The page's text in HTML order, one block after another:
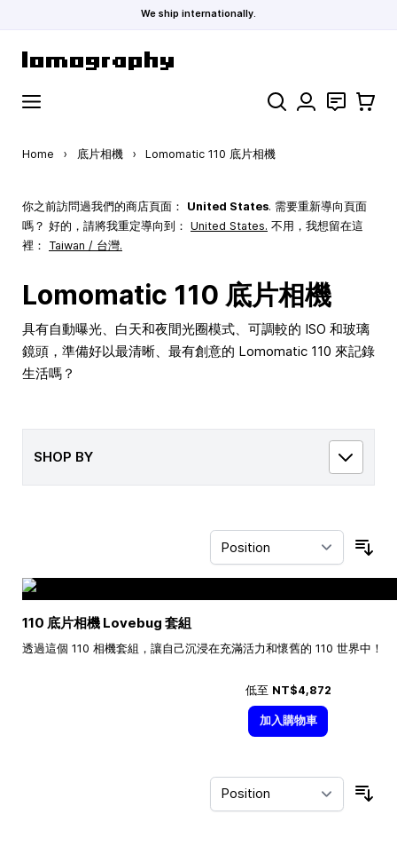
We ship internationally.
Search 聯絡 購物車
Home › 底片相機 › Lomomatic 110 底片相機
你之前訪問過我們的商店頁面： United States. 需要重新導向頁面
嗎？ 好的，請將我重定導向到： United States. 不用，我想留在這
裡： Taiwan / 台灣.
Lomomatic 110 底片相機
具有自動曝光、白天和夜間光圈模式、可調較的 ISO 和玻璃
鏡頭，準備好以最清晰、最有創意的 Lomomatic 110 來記錄
生活嗎？
SHOP BY
110 底片相機 Lovebug 套組
透過這個 110 相機套組，讓自己沉浸在充滿活力和懷舊的 110 世界中！
低至 NT$4,872
加入購物車